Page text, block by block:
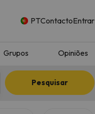
PTContactoEntrar
Grupos Opiniões
Pesquisar